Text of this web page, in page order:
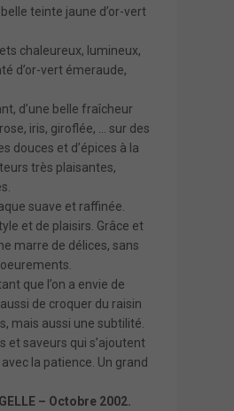
belle teinte jaune d’or-vert
chaleureux, lumineux,
d’or-vert émeraude,
d’une belle fraîcheur
iris, giroflée, … sur des
douces et d’épices à la
très plaisantes,
suave et raffinée.
et de plaisirs. Grâce et
marre de délices, sans
que l’on a envie de
de croquer du raisin
mais aussi une subtilité.
et saveurs qui s’ajoutent
la patience. Un grand
– Octobre 2002.